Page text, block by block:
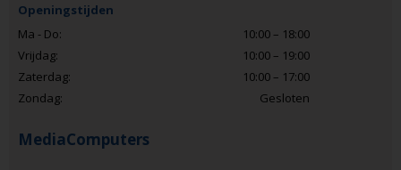
Openingstijden
Ma - Do:
10:00 – 18:00
Vrijdag:
10:00 – 19:00
Zaterdag:
10:00 – 17:00
Zondag:
Gesloten
MediaComputers